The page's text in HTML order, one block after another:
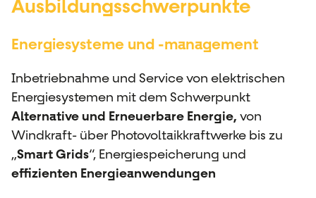
Ausbildungsschwerpunkte
Energiesysteme und -management
Inbetriebnahme und Service von elektrischen
Energiesystemen mit dem Schwerpunkt
Alternative und Erneuerbare Energie, von
Windkraft- über Photovoltaikkraftwerke bis zu
„Smart Grids“, Energiespeicherung und
effizienten Energieanwendungen